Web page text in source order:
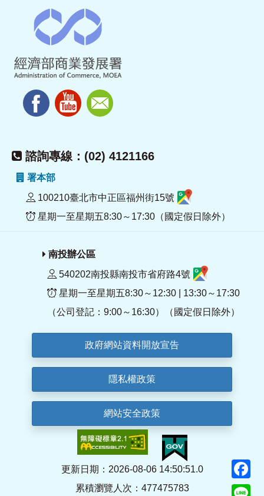
諮詢專線：(02) 4121166
署本部
100210臺北市中正區福州街15號
星期一至星期五8:30～17:30（國定假日除外）
南投辦公區
540202南投縣南投市省府路4號
星期一至星期五8:30～12:30 | 13:30～17:30
（公司登記：9:00～16:30）（國定假日除外）
政府網站資料開放宣告
隱私權政策
網站安全政策
更新日期：2026-08-06 14:50:51.0
累積瀏覽人次：477475783